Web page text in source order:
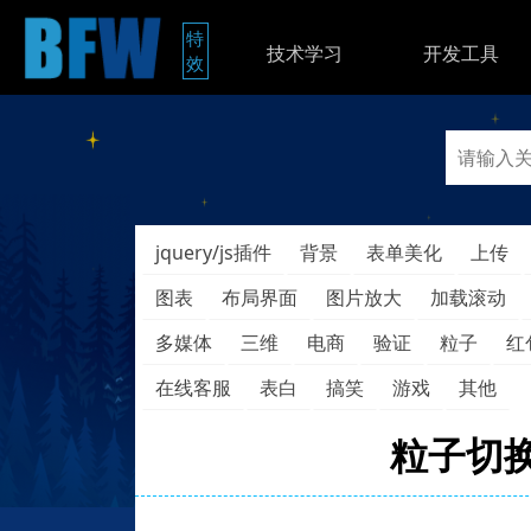
特
效
技术学习 开发工具
jquery/js插件 背景 表单美化
上传
图表
布局界面 图片放大
加载滚动
多媒体
三维 电商 验证 粒子
红
在线客服
表白 搞笑 游戏 其他
粒子切